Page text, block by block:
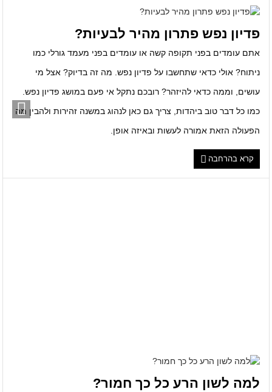
פדיון נפש פתרון מהיר לבעיות?
אתם עומדים בפני תקופה קשה או עומדים בפני מעמד גורלי כמו
ניתוח? אולי כדאי שתחשבו על פדיון נפש. מה זה בדיוק? אצל מי
עושים, וממה כדאי להיזהר? רובכם נתקל אי פעם במושג פדיון נפש.
כמו כל דבר טוב ביהדות, צריך גם כאן לנהוג במשנה זהירות ולהבין מה
הפעולה הזאת אמורה לעשות ובאיזה אופן.
קרא בהרחבה
למה לשון הרע כל כך חמור?